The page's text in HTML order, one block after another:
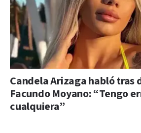
Candela Arizaga habló tras
Facundo Moyano: “Tengo
cualquiera”